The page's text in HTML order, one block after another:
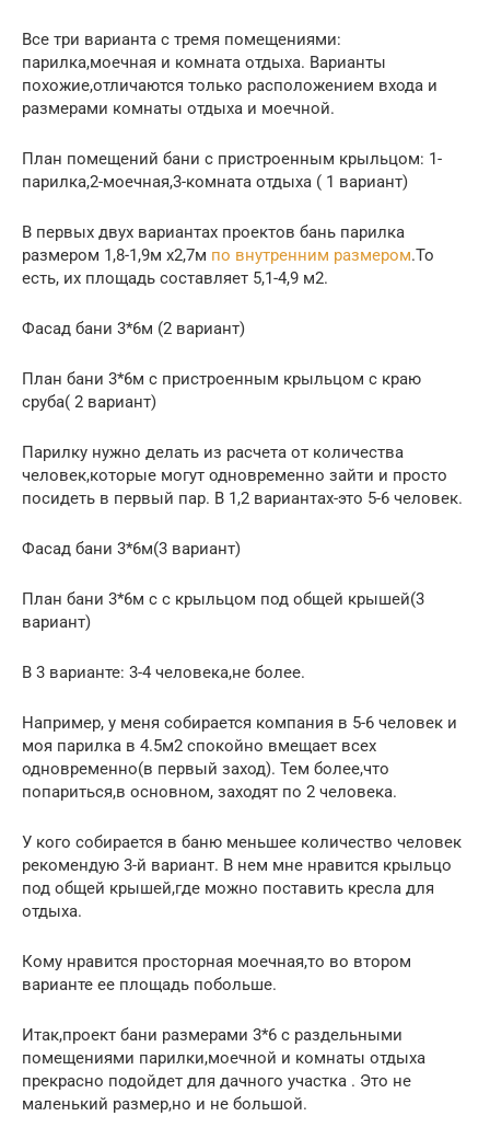
Все три варианта с тремя помещениями:
парилка,моечная и комната отдыха. Варианты
похожие,отличаются только расположением входа и
размерами комнаты отдыха и моечной.
План помещений бани с пристроенным крыльцом: 1-
парилка,2-моечная,3-комната отдыха ( 1 вариант)
В первых двух вариантах проектов бань парилка
размером 1,8-1,9м х2,7м по внутренним размером.То
есть, их площадь составляет 5,1-4,9 м2.
Фасад бани 3*6м (2 вариант)
План бани 3*6м с пристроенным крыльцом с краю
сруба( 2 вариант)
Парилку нужно делать из расчета от количества
человек,которые могут одновременно зайти и просто
посидеть в первый пар. В 1,2 вариантах-это 5-6 человек.
Фасад бани 3*6м(3 вариант)
План бани 3*6м с с крыльцом под общей крышей(3
вариант)
В 3 варианте: 3-4 человека,не более.
Например, у меня собирается компания в 5-6 человек и
моя парилка в 4.5м2 спокойно вмещает всех
одновременно(в первый заход). Тем более,что
попариться,в основном, заходят по 2 человека.
У кого собирается в баню меньшее количество человек
рекомендую 3-й вариант. В нем мне нравится крыльцо
под общей крышей,где можно поставить кресла для
отдыха.
Кому нравится просторная моечная,то во втором
варианте ее площадь побольше.
Итак,проект бани размерами 3*6 с раздельными
помещениями парилки,моечной и комнаты отдыха
прекрасно подойдет для дачного участка . Это не
маленький размер,но и не большой.